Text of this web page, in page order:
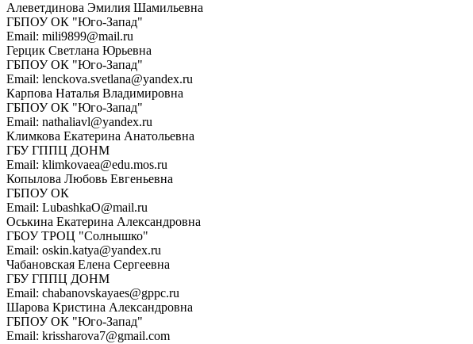
Алеветдинова Эмилия Шамильевна
ГБПОУ ОК "Юго-Запад"
Email: mili9899@mail.ru
Герцик Светлана Юрьевна
ГБПОУ ОК "Юго-Запад"
Email: lenckova.svetlana@yandex.ru
Карпова Наталья Владимировна
ГБПОУ ОК "Юго-Запад"
Email: nathaliavl@yandex.ru
Климкова Екатерина Анатольевна
ГБУ ГППЦ ДОНМ
Email: klimkovaea@edu.mos.ru
Копылова Любовь Евгеньевна
ГБПОУ ОК
Email: LubashkaO@mail.ru
Оськина Екатерина Александровна
ГБОУ ТРОЦ "Солнышко"
Email: oskin.katya@yandex.ru
Чабановская Елена Сергеевна
ГБУ ГППЦ ДОНМ
Email: chabanovskayaes@gppc.ru
Шарова Кристина Александровна
ГБПОУ ОК "Юго-Запад"
Email: krissharova7@gmail.com